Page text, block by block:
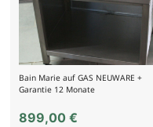
Bain Marie auf GAS NEUWARE +
Garantie 12 Monate
899,00 €